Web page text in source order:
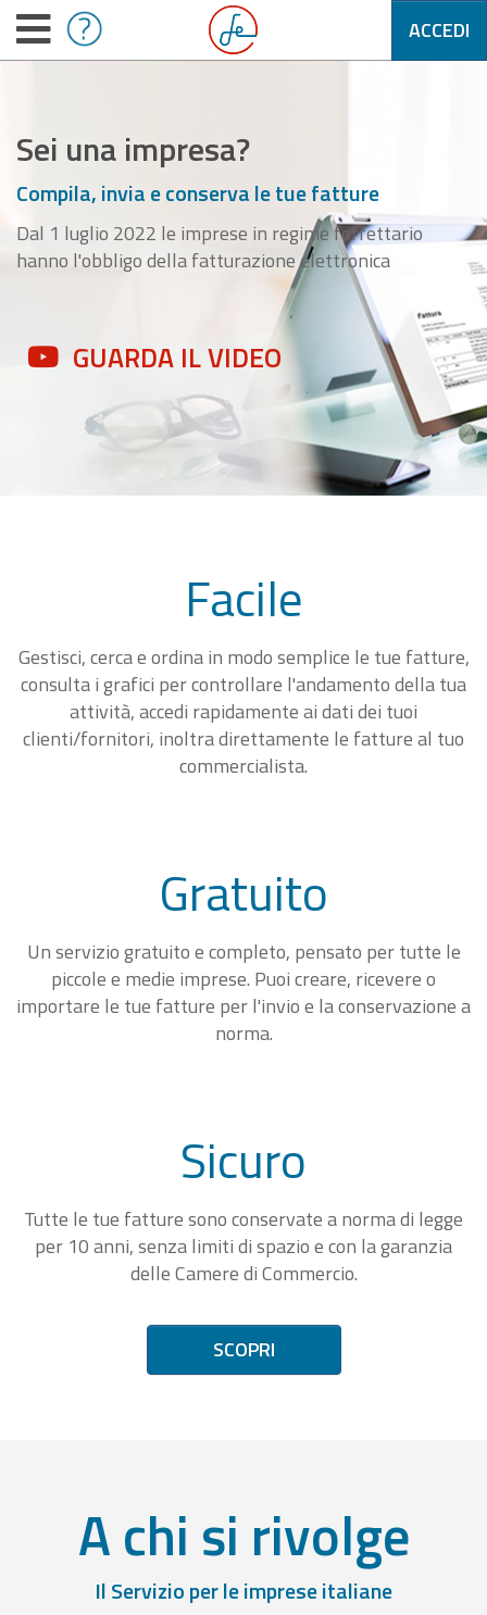
ACCEDI
Sei una impresa?
Compila, invia e conserva le tue fatture
Dal 1 luglio 2022 le imprese in regime forfettario
hanno l'obbligo della fatturazione elettronica
GUARDA IL VIDEO
Facile
Gestisci, cerca e ordina in modo semplice le tue fatture,
consulta i grafici per controllare l'andamento della tua
attività, accedi rapidamente ai dati dei tuoi
clienti/fornitori, inoltra direttamente le fatture al tuo
commercialista.
Gratuito
Un servizio gratuito e completo, pensato per tutte le
piccole e medie imprese. Puoi creare, ricevere o
importare le tue fatture per l'invio e la conservazione a
norma.
Sicuro
Tutte le tue fatture sono conservate a norma di legge
per 10 anni, senza limiti di spazio e con la garanzia
delle Camere di Commercio.
SCOPRI
A chi si rivolge
Il Servizio per le imprese italiane